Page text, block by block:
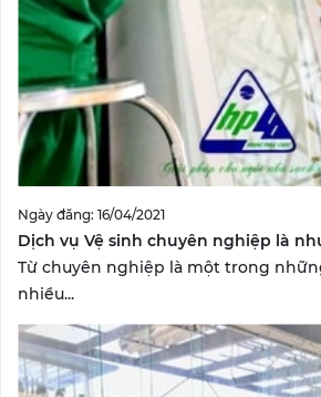
Ngày đăng: 16/04/2021
Dịch vụ Vệ sinh chuyên nghiệp là
Từ chuyên nghiệp là một trong
nhiều...